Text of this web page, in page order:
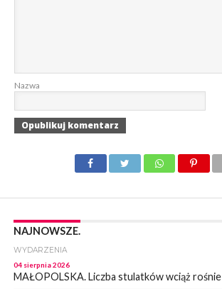
Nazwa
NAJNOWSZE.
WYDARZENIA
04 sierpnia 2026
MAŁOPOLSKA. Liczba stulatków wciąż rośnie